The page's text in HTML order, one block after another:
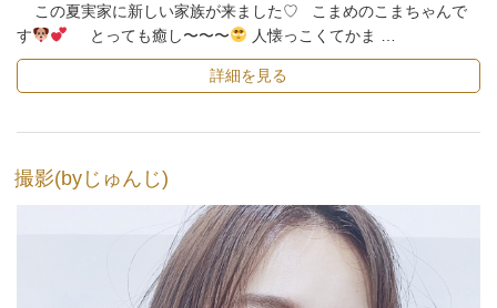
この夏実家に新しい家族が来ました♡ こまめのこまちゃんで
す
とっても癒し〜〜〜 人懐っこくてかま …
詳細を見る
撮影(byじゅんじ)